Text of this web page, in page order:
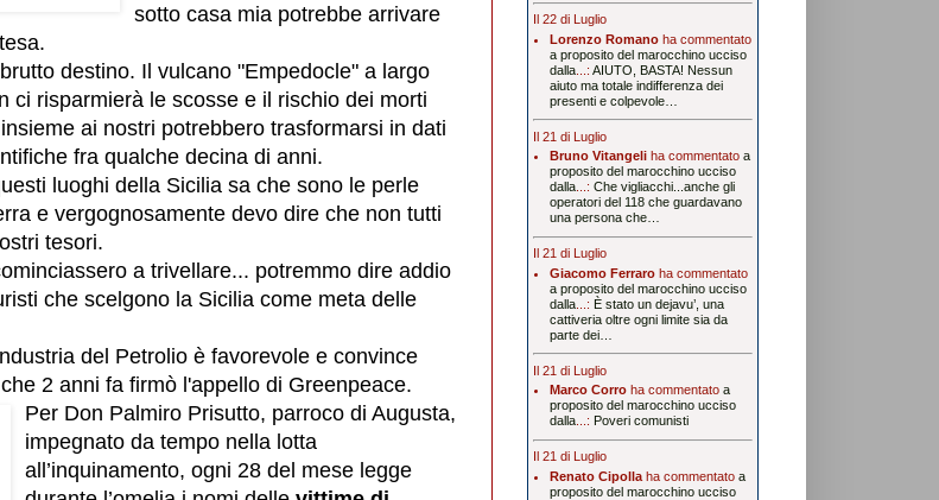
sotto casa mia potrebbe arrivare
destino. Il vulcano "Empedocle" a largo
ci risparmierà le scosse e il rischio dei morti
ai nostri potrebbero trasformarsi in dati
fra qualche decina di anni.
luoghi della Sicilia sa che sono le perle
e vergognosamente devo dire che non tutti
tesori.
a trivellare... potremmo dire addio
che scelgono la Sicilia come meta delle
del Petrolio è favorevole e convince
2 anni fa firmò l'appello di Greenpeace.
Per Don Palmiro Prisutto, parroco di Augusta,
impegnato da tempo nella lotta
all’inquinamento, ogni 28 del mese legge
Il 22 di Luglio
Lorenzo Romanoha commentato
a proposito del marocchino ucciso
dalla...: AIUTO, BASTA! Nessun
aiuto ma totale indifferenza dei
presenti e colpevole…
Il 21 di Luglio
Bruno Vitangeliha commentato a
proposito del marocchino ucciso
dalla...: Che vigliacchi...anche gli
operatori del 118 che guardavano
una persona che…
Il 21 di Luglio
Giacomo Ferraroha commentato
a proposito del marocchino ucciso
dalla...: È stato un dejavu’, una
cattiveria oltre ogni limite sia da
parte dei…
Il 21 di Luglio
Marco Corroha commentato a
proposito del marocchino ucciso
dalla...: Poveri comunisti
Il 21 di Luglio
Renato Cipollaha commentato a
proposito del marocchino ucciso